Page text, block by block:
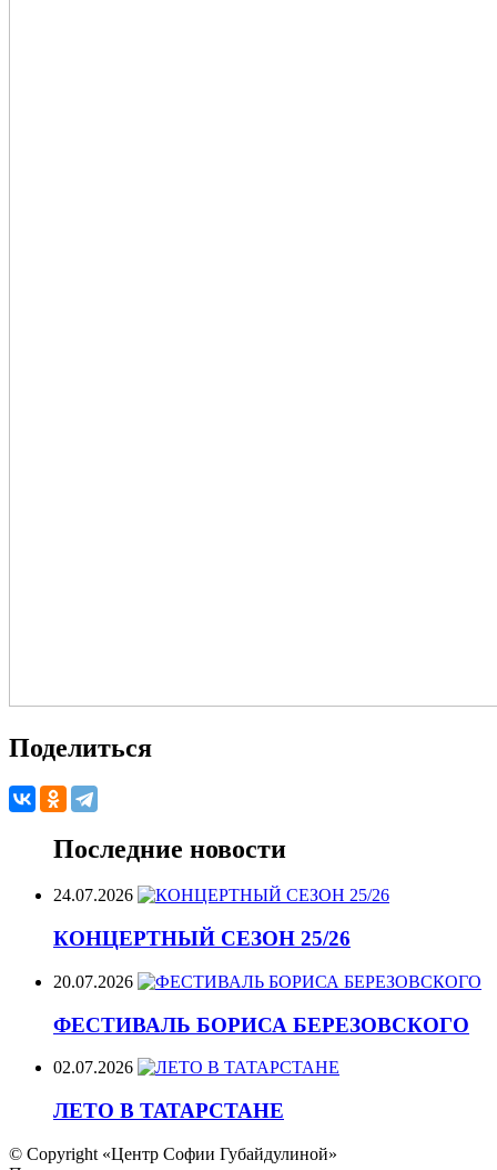
Поделиться
Последние новости
24.07.2026
КОНЦЕРТНЫЙ СЕЗОН 25/26
20.07.2026
ФЕСТИВАЛЬ БОРИСА БЕРЕЗОВСКОГО
02.07.2026
ЛЕТО В ТАТАРСТАНЕ
© Copyright «Центр Софии Губайдулиной»